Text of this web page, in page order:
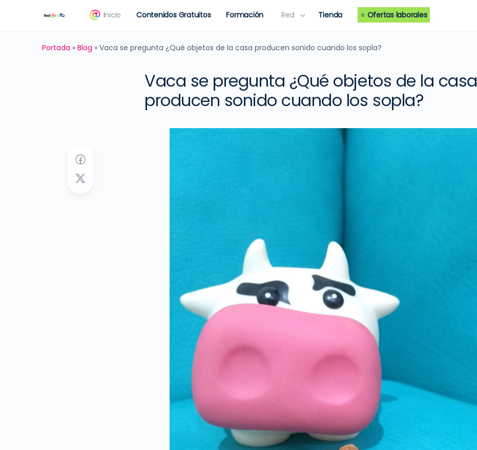
Inicio Contenidos Gratuitos Formación Red Tienda ⭐ Ofertas laborales
Portada » Blog » Vaca se pregunta ¿Qué objetos de la casa producen sonido cuando los sopla?
Vaca se pregunta ¿Qué objetos de la casa
producen sonido cuando los sopla?